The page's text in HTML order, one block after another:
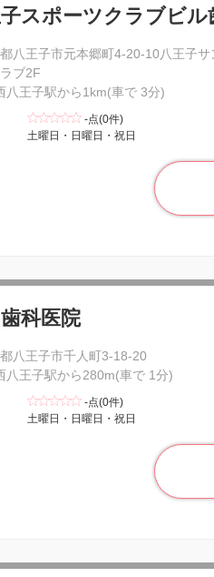
スポーツクラブビル
八王子市元本郷町4-20-10八王子
ブ2F
八王子駅から1km(車で 3分)
-点(0件)
土曜日・日曜日・祝日
科医院
八王子市千人町3-18-20
八王子駅から280m(車で 1分)
-点(0件)
土曜日・日曜日・祝日